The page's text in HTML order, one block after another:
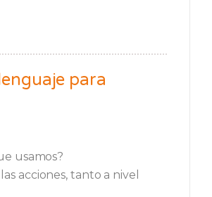
para
usamos?
acciones, tanto a nivel